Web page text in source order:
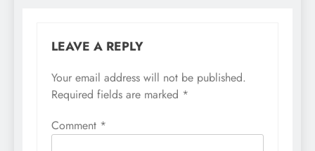
LEAVE A REPLY
Your email address will not be published.
Required fields are marked *
Comment *